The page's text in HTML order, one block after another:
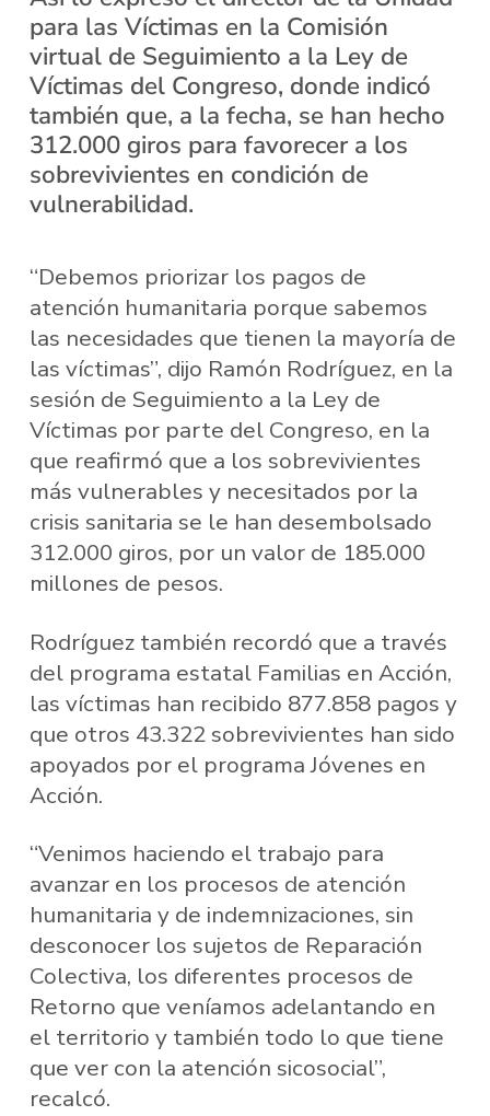
para las Víctimas en la Comisión
virtual de Seguimiento a la Ley de
Víctimas del Congreso, donde indicó
también que, a la fecha, se han hecho
312.000 giros para favorecer a los
sobrevivientes en condición de
vulnerabilidad.
“Debemos priorizar los pagos de
atención humanitaria porque sabemos
las necesidades que tienen la mayoría de
las víctimas”, dijo Ramón Rodríguez, en la
sesión de Seguimiento a la Ley de
Víctimas por parte del Congreso, en la
que reafirmó que a los sobrevivientes
más vulnerables y necesitados por la
crisis sanitaria se le han desembolsado
312.000 giros, por un valor de 185.000
millones de pesos.
Rodríguez también recordó que a través
del programa estatal Familias en Acción,
las víctimas han recibido 877.858 pagos y
que otros 43.322 sobrevivientes han sido
apoyados por el programa Jóvenes en
Acción.
“Venimos haciendo el trabajo para
avanzar en los procesos de atención
humanitaria y de indemnizaciones, sin
desconocer los sujetos de Reparación
Colectiva, los diferentes procesos de
Retorno que veníamos adelantando en
el territorio y también todo lo que tiene
que ver con la atención sicosocial”,
recalcó.